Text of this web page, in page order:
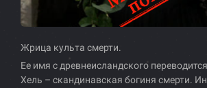
Жрица культа смерти.
Ее имя с древнеисландского
Хель – скандинавская богиня смерти.